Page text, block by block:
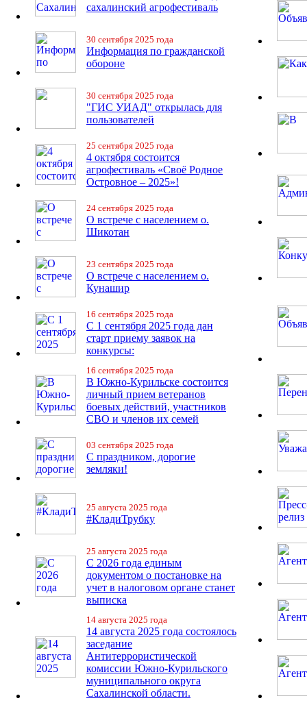
сахалинский агрофестиваль
30 сентября 2025 года
Информация по гражданской
обороне
30 сентября 2025 года
"ГИС УИАД" открылась для
пользователей
25 сентября 2025 года
4 октября состоится
агрофестиваль «Своё Родное
Островное – 2025»!
24 сентября 2025 года
О встрече с населением о.
Шикотан
23 сентября 2025 года
О встрече с населением о.
Кунашир
16 сентября 2025 года
С 1 сентября 2025 года дан
старт приему заявок на
конкурсы:
16 сентября 2025 года
В Южно-Курильске состоится
личный прием ветеранов
боевых действий, участников
СВО и членов их семей
03 сентября 2025 года
С праздником, дорогие
земляки!
25 августа 2025 года
#КладиТрубку
25 августа 2025 года
С 2026 года единым
документом о постановке на
учет в налоговом органе станет
выписка
14 августа 2025 года
14 августа 2025 года состоялось
заседание
Антитеррористической
комиссии Южно-Курильского
муниципального округа
Сахалинской области.